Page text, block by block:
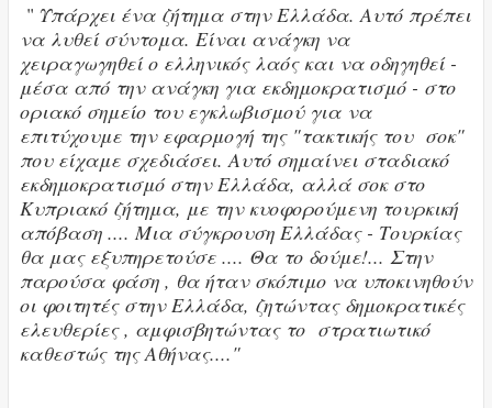
" Υπάρχει ένα ζήτημα στην Ελλάδα. Αυτό πρέπει
να λυθεί σύντομα. Είναι ανάγκη να
χειραγωγηθεί ο ελληνικός λαός και να οδηγηθεί -
μέσα από την ανάγκη για εκδημοκρατισμό - στο
οριακό σημείο του εγκλωβισμού για να
επιτύχουμε την εφαρμογή της "τακτικής του σοκ"
που είχαμε σχεδιάσει. Αυτό σημαίνει σταδιακό
εκδημοκρατισμό στην Ελλάδα, αλλά σοκ στο
Κυπριακό ζήτημα, με την κυοφορούμενη τουρκική
απόβαση .... Μια σύγκρουση Ελλάδας - Τουρκίας
θα μας εξυπηρετούσε .... Θα το δούμε!... Στην
παρούσα φάση , θα ήταν σκόπιμο να υποκινηθούν
οι φοιτητές στην Ελλάδα, ζητώντας δημοκρατικές
ελευθερίες , αμφισβητώντας το στρατιωτικό
καθεστώς της Αθήνας...."